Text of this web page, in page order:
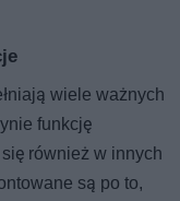
wiele ważnych
funkcję
również w innych
są po to,